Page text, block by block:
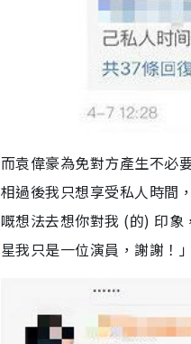
而袁偉豪為免對方產生不必
相過後我只想享受私人時間
嘅想法去想你對我 (的) 印象
星我只是一位演員，謝謝！」